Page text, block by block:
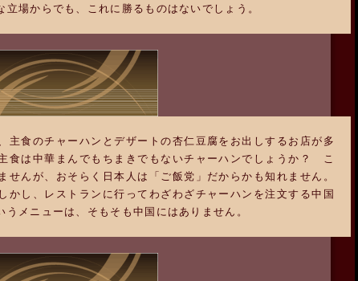
場からでも、これに勝るものはないでしょう。
主食のチャーハンとデザートの杏仁豆腐をお出しするお店が多
食は中華まんでもちまきでもないチャーハンでしょうか？ こ
せんが、おそらく日本人は「ご飯党」だからかも知れません。
かし、レストランに行ってわざわざチャーハンを注文する中国
メニューは、そもそも中国にはありません。